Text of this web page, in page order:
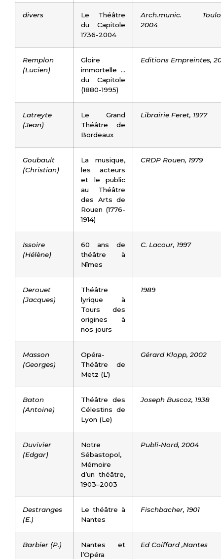
divers
Le Théâtre
du Capitole
1736-2004
Arch.munic.
2004
Remplon
(Lucien)
Gloire
immortelle …
du Capitole
(1880-1995)
Editions Empreintes,
Latreyte
(Jean)
Le Grand
Théâtre de
Bordeaux
Librairie Feret, 1977
Goubault
(Christian)
La musique,
les acteurs
et le public
au Théâtre
des Arts de
Rouen (1776-
1914)
CRDP Rouen, 1979
Issoire
(Hélène)
60 ans de
théâtre à
Nîmes
C. Lacour, 1997
Derouet
(Jacques)
Théâtre
lyrique à
Tours des
origines à
nos jours
1989
Masson
(Georges)
Opéra-
Théâtre de
Metz (L’)
Gérard Klopp, 2002
Baton
(Antoine)
Théâtre des
Célestins de
Lyon (Le)
Joseph Buscoz, 1938
Duvivier
(Edgar)
Notre
Sébastopol,
Mémoire
d’un théâtre,
1903–2003
Publi-Nord, 2004
Destranges
(E.)
Le théâtre à
Nantes
Fischbacher, 1901
Barbier (P.)
Nantes et
l’Opéra
Ed Coiffard ,Nantes